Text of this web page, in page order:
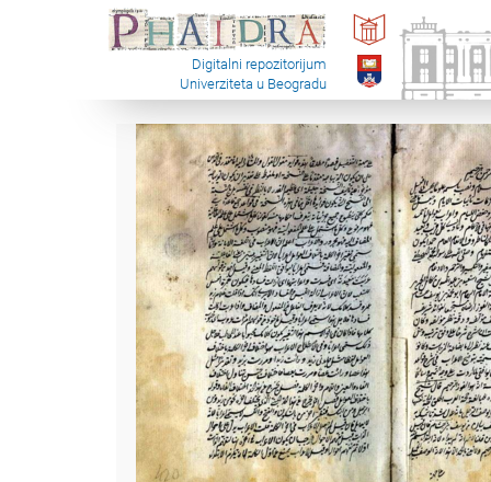
Digitalni repozitorijum
Univerziteta u Beogradu